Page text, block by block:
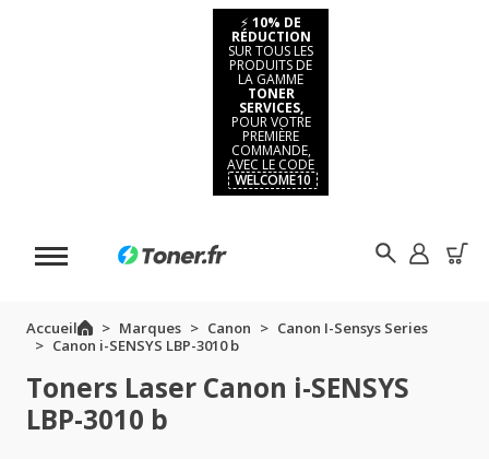
⚡ 10% DE
RÉDUCTION
SUR TOUS LES
PRODUITS DE
LA GAMME
TONER
SERVICES,
POUR VOTRE
PREMIÈRE
COMMANDE,
AVEC LE CODE
WELCOME10
Accueil Marques Canon
Canon I-Sensys Series
Canon i-SENSYS LBP-3010 b
Toners Laser Canon i-SENSYS
LBP-3010 b